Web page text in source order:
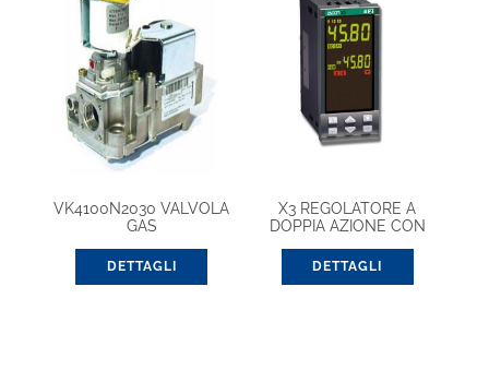
VK4100N2030 VALVOLA
GAS
DETTAGLI
X3 REGOLATORE A
DOPPIA AZIONE CON
DETTAGLI